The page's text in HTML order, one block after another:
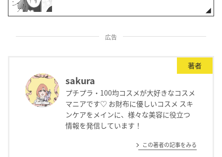
広告
著者
sakura
プチプラ・100均コスメが大好きなコスメ
マニアです♡ お財布に優しいコスメ スキ
ンケアをメインに、様々な美容に役立つ
情報を発信しています！
この著者の記事をみる